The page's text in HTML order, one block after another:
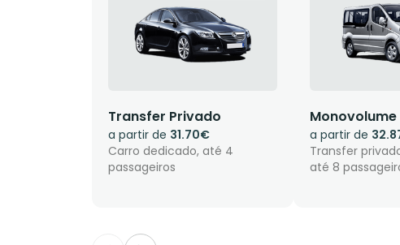
Transfer Privado
a partir de 31.70€
Carro dedicado, até 4
passageiros
Monovolume
a partir de
Transfer
até 8